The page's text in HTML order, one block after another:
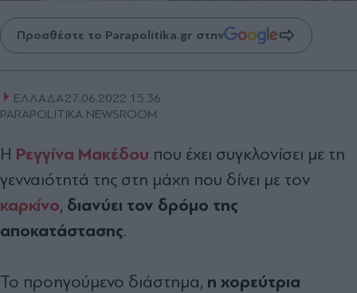
Προσθέστε το Parapolitika.gr στην
ΕΛΛΑΔΑ27.06.2022 15:36
PARAPOLITIKA NEWSROOM
H Ρεγγίνα Μακέδου που έχει συγκλονίσει με τη
γενναιότητά της στη μάχη που δίνει με τον
καρκίνο, διανύει τον δρόμο της
αποκατάστασης.
Το προηγούμενο διάστημα, η χορεύτρια